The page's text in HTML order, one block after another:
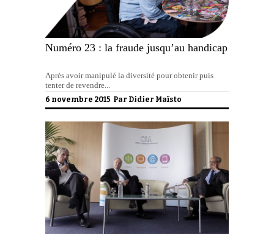
Numéro 23 : la fraude jusqu’au handicap
Après avoir manipulé la diversité pour obtenir puis
tenter de revendre...
6 novembre 2015 Par Didier Maïsto